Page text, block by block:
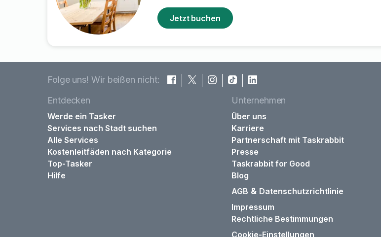
Jetzt buchen
Folge uns! Wir beißen nicht:
Entdecken
Werde ein Tasker
Services nach Stadt suchen
Alle Services
Kostenleitfäden nach Kategorie
Top-Tasker
Hilfe
Unternehmen
Über uns
Karriere
Partnerschaft mit Taskrabbit
Presse
Taskrabbit for Good
Blog
AGB & Datenschutzrichtlinie
Impressum
Rechtliche Bestimmungen
Cookie-Einstellungen